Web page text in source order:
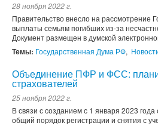
28 ноября 2022 г.
Правительство внесло на рассмотрение
выплаты семьям погибших из-за
Документ размещен в думской
Темы: Государственная Дума РФ,
Объединение ПФР и ФСС:
страхователей
25 ноября 2022 г.
В связи с созданием с 1 января 2023
общий порядок регистрации и снятия с